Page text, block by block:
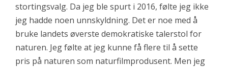
stortingsvalg. Da jeg ble spurt i 2016, følte jeg ikke
jeg hadde noen unnskyldning. Det er noe med å
bruke landets øverste demokratiske talerstol for
naturen. Jeg følte at jeg kunne få flere til å sette
pris på naturen som naturfilmprodusent. Men jeg